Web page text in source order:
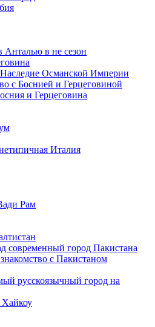
Анталью в не сезон
Османской Империи
с Боснией и Герцеговиной
и Герцеговина
Италия
Рам
современный город Пакистана
с Пакистаном
русскоязычный город на